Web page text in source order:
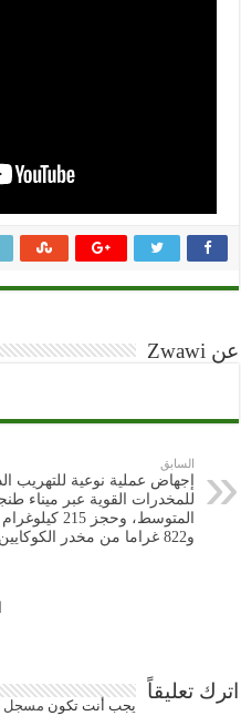
عن Zwawi
السابق
إجهاض عملية نوعية للتهريب
للمخدرات القوية عبر ميناء
المتوسط، وحجز 215 كيلوغرام
و822 غراما من مخدر الكوكايين
اترك تعليقاً
يجب أنت تكون مسجل